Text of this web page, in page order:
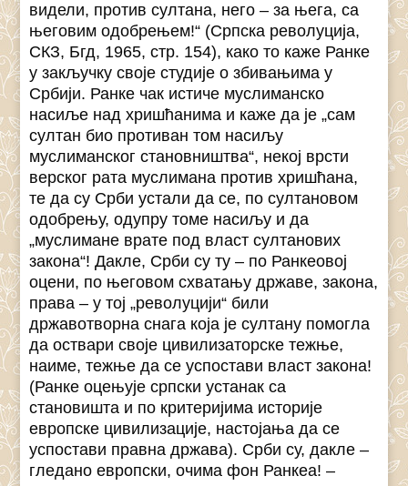
видели, против султана, него – за њега, са
његовим одобрењем!“ (Српска револуција,
СКЗ, Бгд, 1965, стр. 154), како то каже Ранке
у закључку своје студије о збивањима у
Србији. Ранке чак истиче муслиманско
насиље над хришћанима и каже да је „сам
султан био противан том насиљу
муслиманског становништва“, некој врсти
верског рата муслимана против хришћана,
те да су Срби устали да се, по султановом
одобрењу, одупру томе насиљу и да
„муслимане врате под власт султанових
закона“! Дакле, Срби су ту – по Ранкеовој
оцени, по његовом схватању државе, закона,
права – у тој „револуцији“ били
државотворна снага која је султану помогла
да оствари своје цивилизаторске тежње,
наиме, тежње да се успостави власт закона!
(Ранке оцењује српски устанак са
становишта и по критеријима историје
европске цивилизације, настојања да се
успостави правна држава). Срби су, дакле –
гледано европски, очима фон Ранкеа! –